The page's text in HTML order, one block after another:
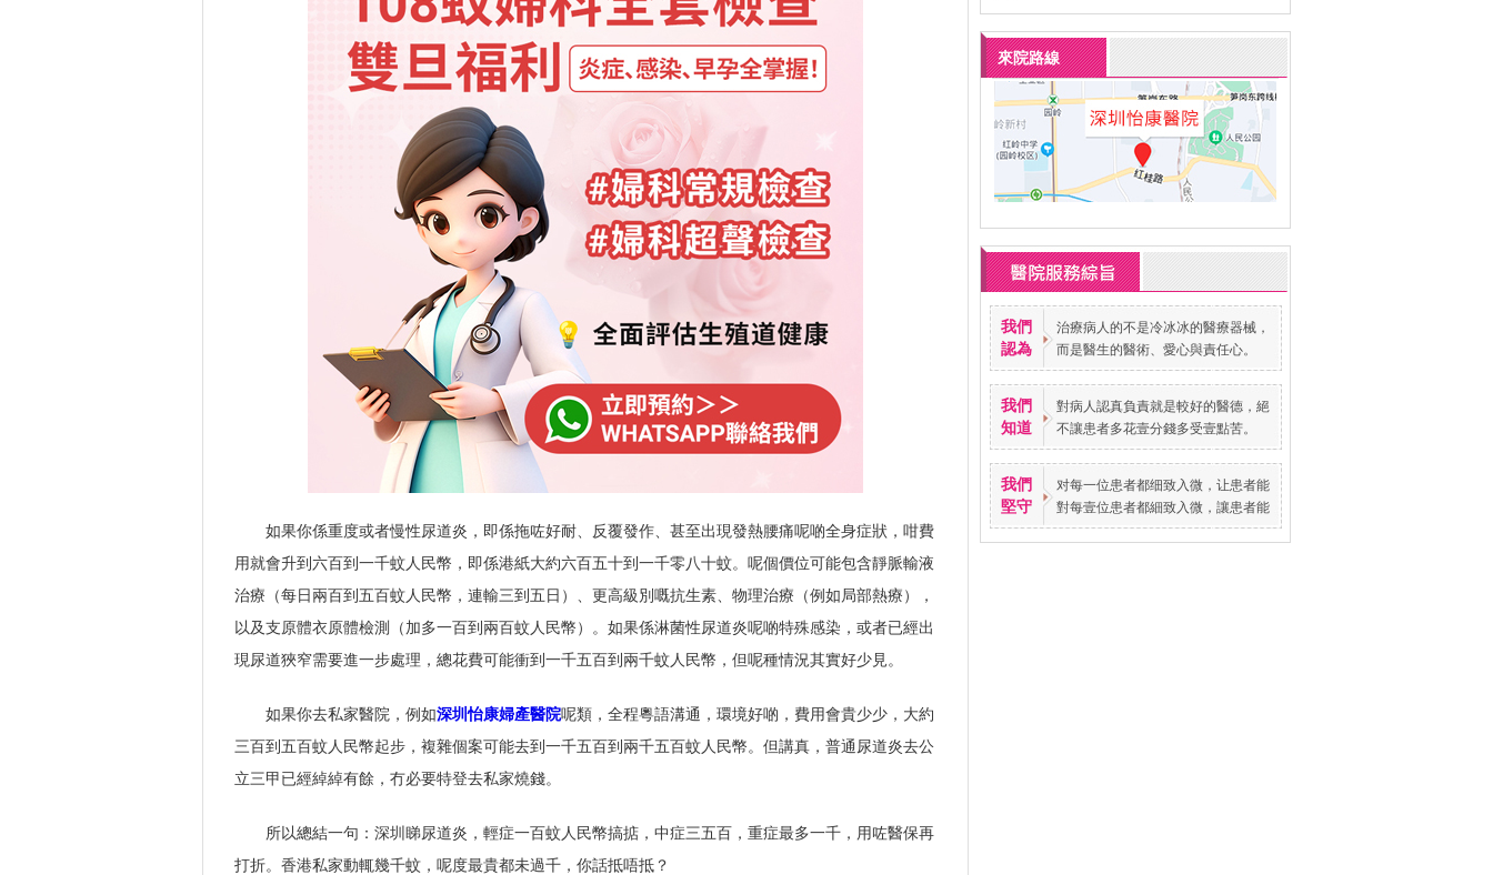
如果你係重度或者慢性尿道炎，即係拖咗好耐、反覆發作、甚至出現發熱腰痛呢啲全身症狀，咁費
用就會升到六百到一千蚊人民幣，即係港紙大約六百五十到一千零八十蚊。呢個價位可能包含靜脈輸液
治療（每日兩百到五百蚊人民幣，連輸三到五日）、更高級別嘅抗生素、物理治療（例如局部熱療），
以及支原體衣原體檢測（加多一百到兩百蚊人民幣）。如果係淋菌性尿道炎呢啲特殊感染，或者已經出
現尿道狹窄需要進一步處理，總花費可能衝到一千五百到兩千蚊人民幣，但呢種情況其實好少見。
如果你去私家醫院，例如深圳怡康婦產醫院呢類，全程粵語溝通，環境好啲，費用會貴少少，大約
三百到五百蚊人民幣起步，複雜個案可能去到一千五百到兩千五百蚊人民幣。但講真，普通尿道炎去公
立三甲已經綽綽有餘，冇必要特登去私家燒錢。
所以總結一句：深圳睇尿道炎，輕症一百蚊人民幣搞掂，中症三五百，重症最多一千，用咗醫保再
打折。香港私家動輒幾千蚊，呢度最貴都未過千，你話抵唔抵？
來院路線
我們
認為
治療病人的不是冷冰冰的醫療器械，
而是醫生的醫術、愛心與責任心。
我們
知道
對病人認真負責就是較好的醫德，絕
不讓患者多花壹分錢多受壹點苦。
我們
堅守
对每一位患者都细致入微，让患者能
對每壹位患者都細致入微，讓患者能